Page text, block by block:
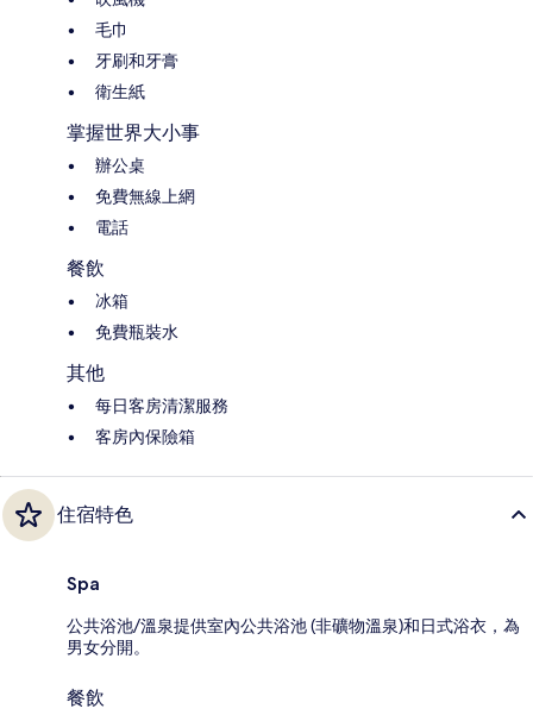
毛巾
牙刷和牙膏
衛生紙
掌握世界大小事
辦公桌
免費無線上網
電話
餐飲
冰箱
免費瓶裝水
其他
每日客房清潔服務
客房內保險箱
住宿特色
Spa
公共浴池/溫泉提供室內公共浴池 (非礦物溫泉)和日式浴衣，為
男女分開。
餐飲